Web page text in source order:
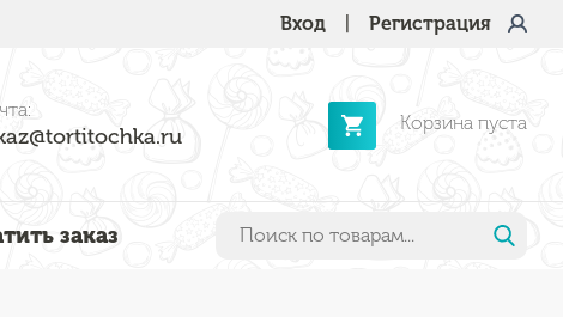
Вход Регистрация
Корзина пуста
заказ